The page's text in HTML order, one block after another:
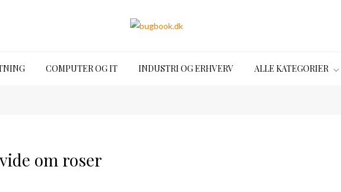
COMPUTER OG IT INDUSTRI OG ERHVERV ALLE KATEGORIER
om roser